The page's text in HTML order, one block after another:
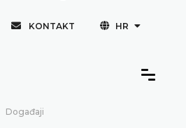
KONTAKT HR
Događaji